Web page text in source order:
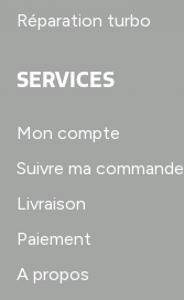
Réparation turbo
SERVICES
Mon compte
Suivre ma commande
Livraison
Paiement
A propos